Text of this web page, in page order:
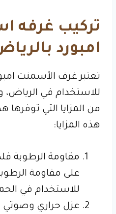
تركيب غرفه
امبورد
تعتبر غرف الأسمنت
للاستخدام في
من المزايا التي
هذه المزايا:
مقاومة الرطوبة
على مقاومة
للاستخدام في
عزل حراري